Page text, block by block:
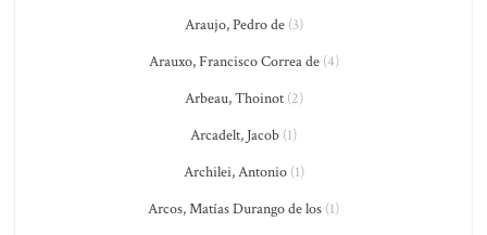
Araujo, Pedro de(3)
Arauxo, Francisco Correa de(4)
Arbeau, Thoinot(2)
Arcadelt, Jacob (1)
Archilei, Antonio(1)
Arcos, Matías Durango de los (1)